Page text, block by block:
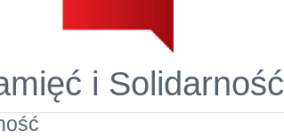
i Solidarność